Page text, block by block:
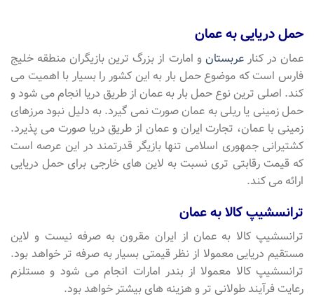
حمل دریایی به عمان
عمان در کنارعربستان و امارت از بزرگ ترین بازیگران منطقه خلیج
فارس است که موضوع حمل بار به این کشور را بسیار با اهمیت می
کند. اصلی ترین نوع حمل بار به عمان از طریق دریا انجام می شود و
حمل زمینی یا ریلی به عمان صورت نمی گیرد. به دلیل نبود مرزهای
زمینی با عمان، تجارت ایران و عمان از طریق دریا صورت می پذیرد.
کشتیرانی جمهوری اسلامی تنها بازیگر قدرتمند در این عرصه است
که قیمت رقابتی تری نسبت به لاین های خارجی برای حمل دریایی
ارائه می کند.
ترانسشیپ کالا به عمان
ترانسشیپ کالا به عمان از ایران مقرون به صرفه نیست و لاین
مستقیم دریایی معمولا از نظر قیمتی بسیار به صرفه تر خواهد بود.
ترانسشیپ کالا معمولا از بندر امارات انجام می شود و مستلزم
رعایت فرآیند طولانی تر و هزینه های بیشتر خواهد بود.